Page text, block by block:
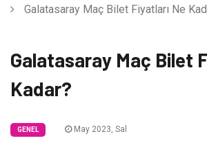
Galatasaray Maç Bilet Fiyatları Ne
Galatasaray Maç Bilet
Kadar?
GENEL May 2023, Sal